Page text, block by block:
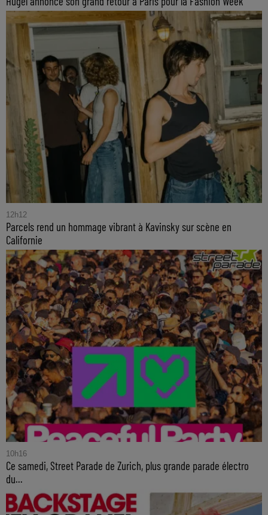
12h12
Parcels rend un hommage vibrant à Kavinsky sur scène en
Californie
10h16
Ce samedi, Street Parade de Zurich, plus grande parade électro
du...